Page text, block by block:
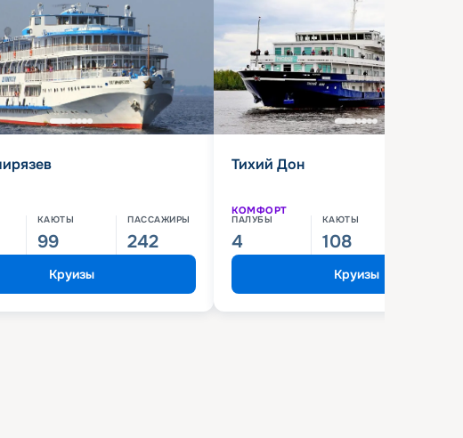
КАЮТЫ
99
ПАССАЖИРЫ
242
Круизы
Тихий Дон
КОМФОРТ
ПАЛУБЫ
4
КАЮТЫ
108
Круизы